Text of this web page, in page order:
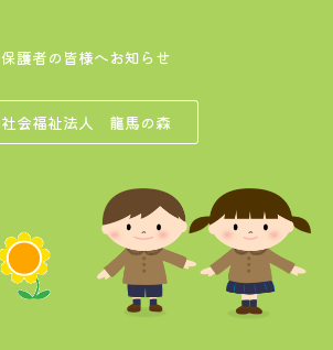
保護者の皆様へお知らせ
社会福祉法人 龍馬の森